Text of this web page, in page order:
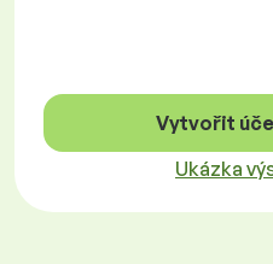
Vytvořit
Ukázka